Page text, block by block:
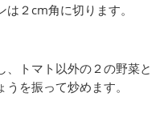
２cm角に切ります。
トマト以外の２の野菜と
を振って炒めます。